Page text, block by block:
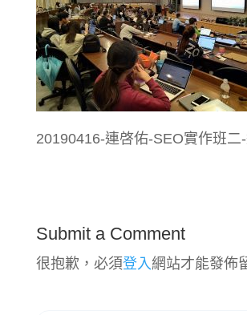
20190416-連啓佑-SEO實作班二
Submit a Comment
很抱歉，必須登入 網站才能發佈